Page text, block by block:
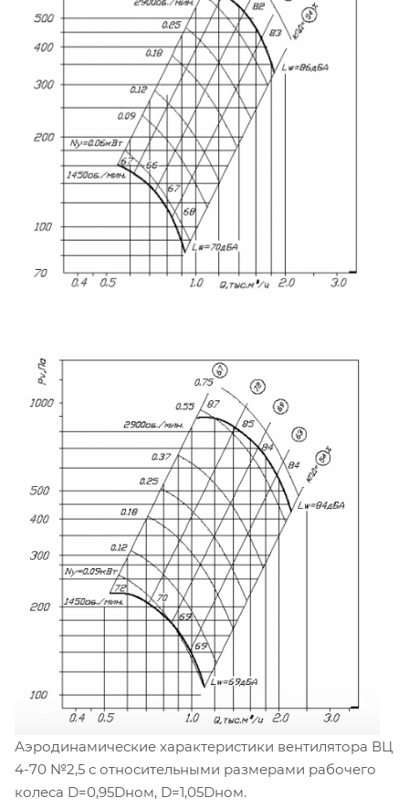
Аэродинамические характеристики вентилятора ВЦ
4-70 №2,5 с относительными размерами рабочего
колеса D=0,95Dном, D=1,05Dном.